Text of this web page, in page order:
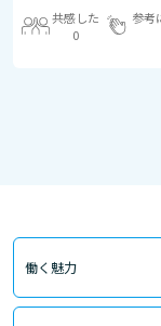
共感した
0
参考
働く魅力